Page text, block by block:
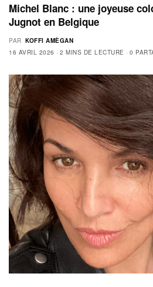
Michel Blanc : une joyeuse
Jugnot en Belgique
PAR KOFFI AMÈGAN
16 AVRIL 2026
2 MINS DE LECTURE 0